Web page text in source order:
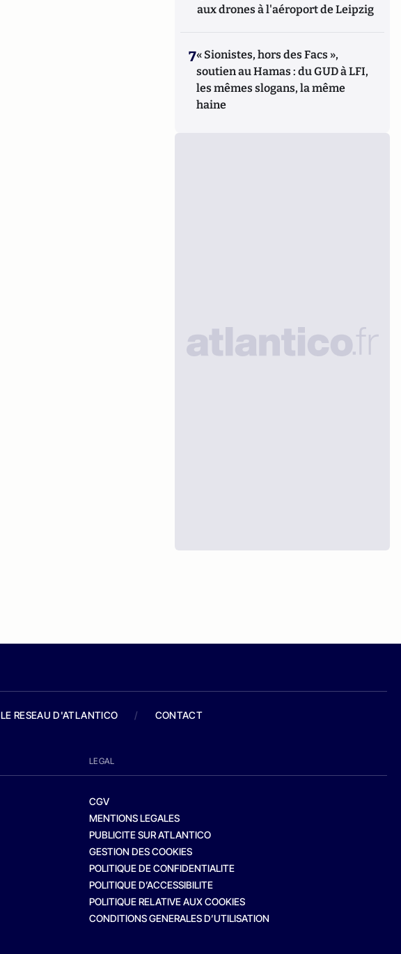
aux drones à l'aéroport de Leipzig
7« Sionistes, hors des Facs »,
soutien au Hamas : du GUD à LFI,
les mêmes slogans, la même
haine
LE RESEAU D'ATLANTICO / CONTACT
LEGAL
CGV
MENTIONS LEGALES
PUBLICITE SUR ATLANTICO
GESTION DES COOKIES
POLITIQUE DE CONFIDENTIALITE
POLITIQUE D’ACCESSIBILITE
POLITIQUE RELATIVE AUX COOKIES
CONDITIONS GENERALES D’UTILISATION